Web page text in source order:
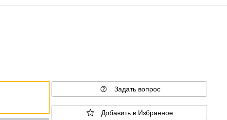
Задать вопрос
Добавить в Избранное